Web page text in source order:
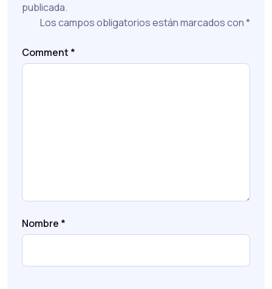
publicada.
Los campos obligatorios están marcados con*
Comment *
Nombre *